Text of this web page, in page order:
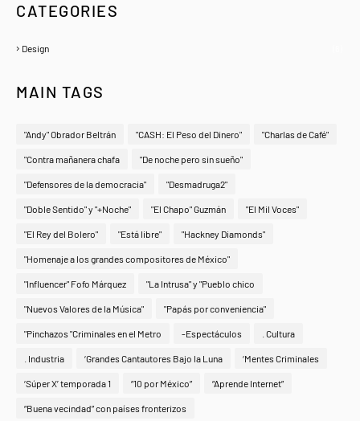
CATEGORIES
Design
MAIN TAGS
"Andy" Obrador Beltrán "CASH: El Peso del Dinero" "Charlas de Café"
"Contra mañanera chafa "De noche pero sin sueño"
"Defensores de la democracia" "Desmadruga2"
"Doble Sentido" y "+Noche" "El Chapo" Guzmán "El Mil Voces"
"El Rey del Bolero" "Está libre" "Hackney Diamonds"
"Homenaje a los grandes compositores de México"
"Influencer" Fofo Márquez "La Intrusa" y "Pueblo chico
"Nuevos Valores de la Música" "Papás por conveniencia"
"Pinchazos "Criminales en el Metro -Espectáculos . Cultura
. Industria ‘Grandes Cantautores Bajo la Luna ‘Mentes Criminales
‘Súper X’ temporada 1 “10 por México” “Aprende Internet”
“Buena vecindad” con países fronterizos